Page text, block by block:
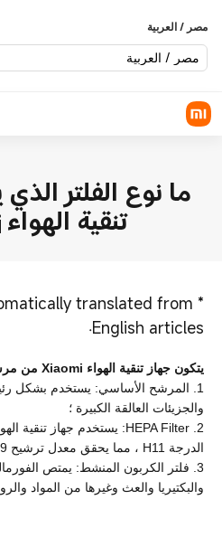
مصر / العربية
مصر / العربية
ما نوع الفلتر
تنقية الهواء Xiaomi؟
*
translated from
English articles.
يتكون جهاز تنقية الهواء Xiaomi من مرشح ثلاثي الطبقات:
1. المرشح الأساسي: يستخدم بشكل
والجزيئات العالقة الكبيرة ؛
الدرجة H11 ، مما يحقق معدل ترشيح 99.99٪ لجزيئات PM2.5 ؛
3. فلتر الكربون المنشط: يمتص
والبكتيريا والعث وغيرها من المواد